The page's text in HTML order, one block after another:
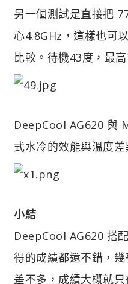
另一個測試是直接把
心4.8GHz，這樣也可
比較。待機43度，最高
DeepCool AG620 與
式水冷的效能與溫度差
小結
DeepCool AG620 搭
得的成績都還不錯，
差不多，成績大概就